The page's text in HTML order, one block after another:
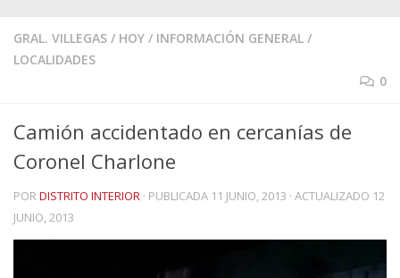
GRAL. VILLEGAS / HOY / INFORMACIÓN GENERAL /
LOCALIDADES
0
Camión accidentado en cercanías de
Coronel Charlone
PORDISTRITO INTERIOR · PUBLICADA 11 JUNIO, 2013 · ACTUALIZADO 12
JUNIO, 2013